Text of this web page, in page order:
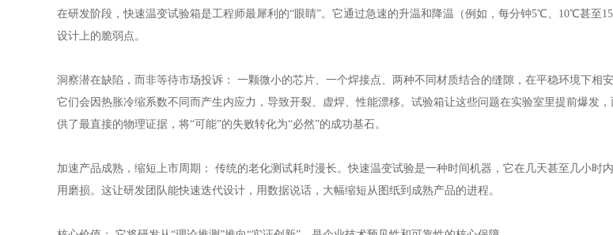
在研发阶段，快速温变试验箱是工程师最犀利的“眼睛”。它通过急速的升温和降温（例如，每分钟5℃、10℃甚至
设计上的脆弱点。
洞察潜在缺陷，而非等待市场投诉： 一颗微小的芯片、一个焊接点、两种不同材质结合的缝隙，在平稳环境下相
它们会因热胀冷缩系数不同而产生内应力，导致开裂、虚焊、性能漂移。试验箱让这些问题在实验室里提前爆发
供了最直接的物理证据，将“可能”的失败转化为“必然”的成功基石。
加速产品成熟，缩短上市周期： 传统的老化测试耗时漫长。快速温变试验是一种时间机器，它在几天甚至几小时
用磨损。这让研发团队能快速迭代设计，用数据说话，大幅缩短从图纸到成熟产品的进程。